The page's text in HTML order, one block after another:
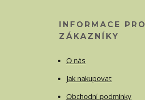
INFORMACE PRO
ZÁKAZNÍKY
O nás
Jak nakupovat
Obchodní podmínky